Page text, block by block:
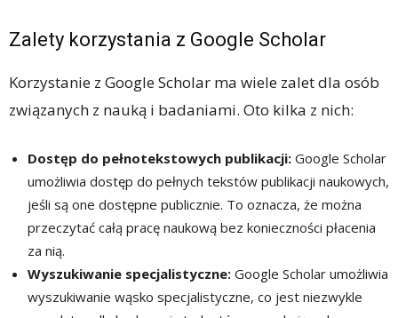
Zalety korzystania z Google Scholar
Korzystanie z Google Scholar ma wiele zalet dla osób
związanych z nauką i badaniami. Oto kilka z nich:
Dostęp do pełnotekstowych publikacji: Google Scholar
umożliwia dostęp do pełnych tekstów publikacji naukowych,
jeśli są one dostępne publicznie. To oznacza, że można
przeczytać całą pracę naukową bez konieczności płacenia
za nią.
Wyszukiwanie specjalistyczne: Google Scholar umożliwia
wyszukiwanie wąsko specjalistyczne, co jest niezwykle